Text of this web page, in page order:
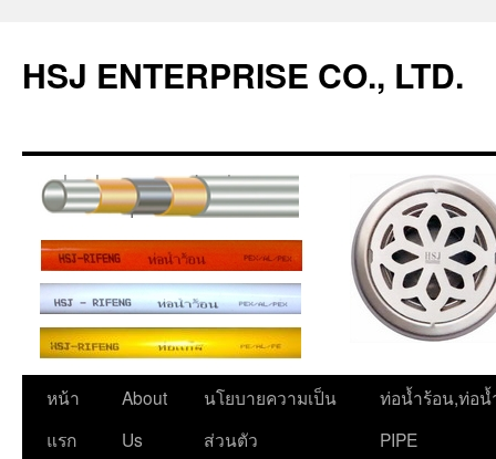
ยัง
เนื้อหา
HSJ ENTERPRISE CO., LTD.
หน้า
แรก
About
Us
นโยบายความเป็น
ส่วนตัว
ท่อน้ำร้อน,ท่อน้
PIPE